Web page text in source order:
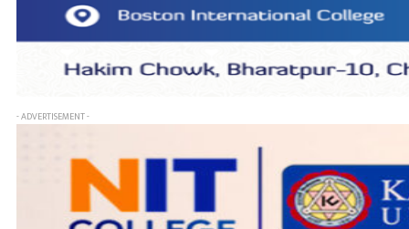
- ADVERTISEMENT -